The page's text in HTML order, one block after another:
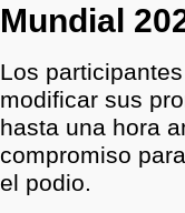
Mundial
Los
modificar sus
hasta una hora
compromiso
el podio.